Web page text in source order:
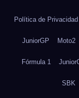
Política de Privacidad
JuniorGP Moto2
Fórmula 1
SBK